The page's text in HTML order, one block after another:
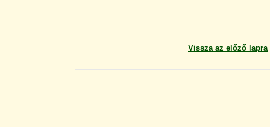
Vissza az előző lapra